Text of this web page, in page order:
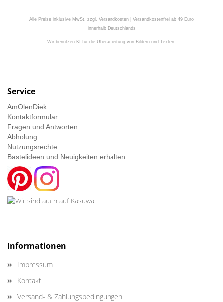
Alle Preise inklusive MwSt. zzgl. Versandkosten | Versandkostenfrei ab 49 Euro
innerhalb Deutschlands
Wir benutzen KI für die Überarbeitung von Bildern und Texten.
Service
AmOlenDiek
Kontaktformular
Fragen und Antworten
Abholung
Nutzungsrechte
Bastelideen und Neuigkeiten erhalten
Informationen
Impressum
Kontakt
Versand- & Zahlungsbedingungen